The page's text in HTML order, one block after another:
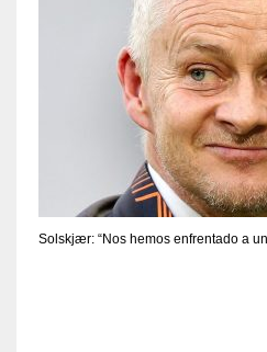
Solskjær: “Nos hemos enfrentado a